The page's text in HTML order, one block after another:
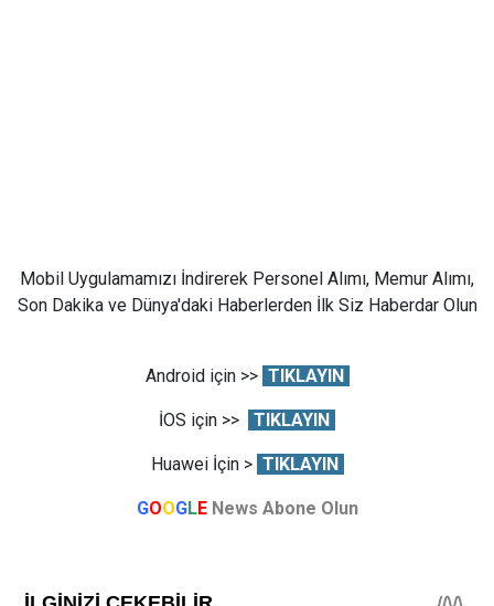
Mobil Uygulamamızı İndirerek Personel Alımı, Memur Alımı,
Son Dakika ve Dünya'daki Haberlerden İlk Siz Haberdar Olun
Android için >> TIKLAYIN
İOS için >> TIKLAYIN
Huawei İçin > TIKLAYIN
GOOGLE News Abone Olun